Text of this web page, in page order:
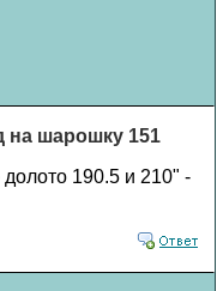
на шарошку 151
190.5 и 210" -